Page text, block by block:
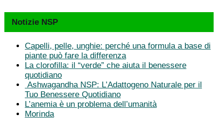
Notizie NSP
Capelli, pelle, unghie: perché una formula a base di
piante può fare la differenza
La clorofilla: il “verde” che aiuta il benessere
quotidiano
Ashwagandha NSP: L’Adattogeno Naturale per il
Tuo Benessere Quotidiano
L’anemia è un problema dell’umanità
Morinda